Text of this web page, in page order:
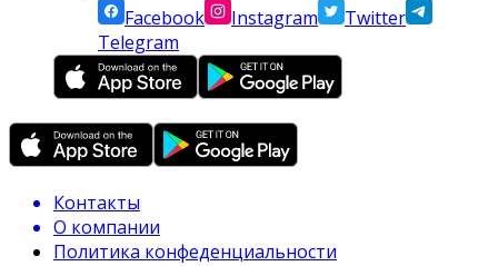
Facebook
Instagram
Twitter
Telegram
Контакты
О компании
Политика конфеденциальности